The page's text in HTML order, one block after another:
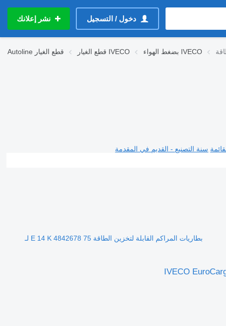
دخول / التسجيل نشر إعلانك
Autoline قطع الغيار قطع الغيار IVECO بضغط الهواء IVECO
سنة التصنيع - القديم في المقدمة
بطاريات المراكم القابلة لتخزين الطاقة 75 E 14 K 4842678 لـ